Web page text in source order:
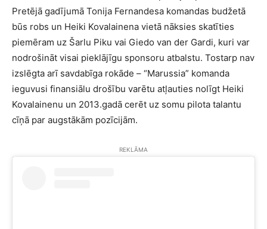
Pretējā gadījumā Tonija Fernandesa komandas budžetā
būs robs un Heiki Kovalainena vietā nāksies skatīties
piemēram uz Šarlu Piku vai Giedo van der Gardi, kuri var
nodrošināt visai pieklājīgu sponsoru atbalstu. Tostarp nav
izslēgta arī savdabīga rokāde – “Marussia” komanda
ieguvusi finansiālu drošību varētu atļauties nolīgt Heiki
Kovalainenu un 2013.gadā cerēt uz somu pilota talantu
cīņā par augstākām pozīcijām.
REKLĀMA